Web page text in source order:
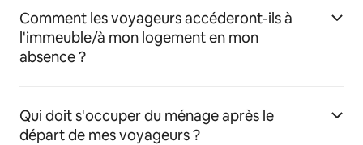
Comment les voyageurs accéderont-ils à
l'immeuble/à mon logement en mon
absence ?
Qui doit s'occuper du ménage après le
départ de mes voyageurs ?